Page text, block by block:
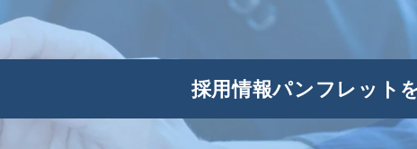
採用情報パンフレット